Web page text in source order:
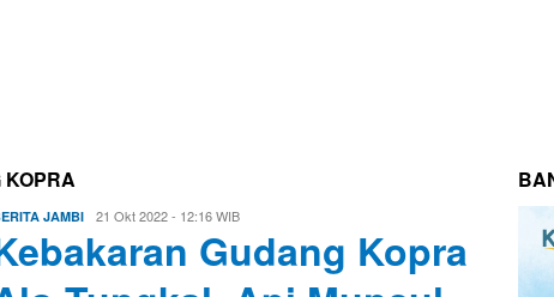
JAMBI Eri
Saputra
21 Okt 2022 - 12:16 WIB
Gudang Kopra